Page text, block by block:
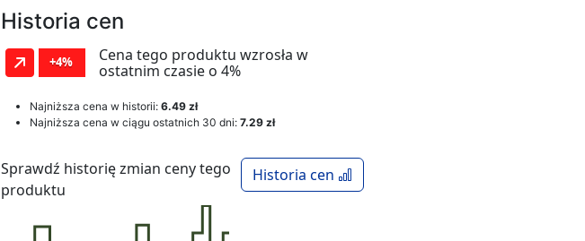
Historia cen
+4%
Cena tego produktu wzrosła w
ostatnim czasie o 4%
Najniższa cena w historii: 6.49 zł
Najniższa cena w ciągu ostatnich 30 dni: 7.29 zł
Historia cen
Sprawdź historię zmian ceny tego
produktu